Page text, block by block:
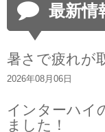
最新情
暑さで疲れが
2026年08月06日
インターハイ
ました！